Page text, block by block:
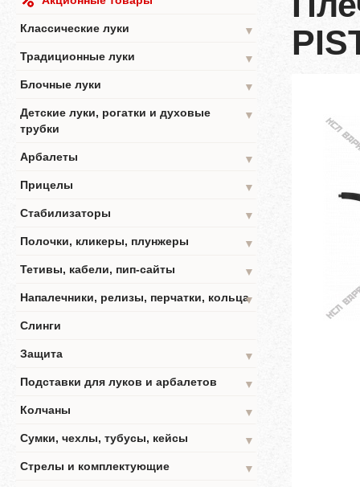
Классические луки
▼
Традиционные луки
▼
Блочные луки
▼
Детские луки, рогатки и духовые
трубки
▼
Арбалеты
▼
Прицелы
▼
Стабилизаторы
▼
Полочки, кликеры, плунжеры
▼
Тетивы, кабели, пип-сайты
▼
Напалечники, релизы, перчатки, кольца▼
Слинги
Защита
▼
Подставки для луков и арбалетов
▼
Колчаны
▼
Сумки, чехлы, тубусы, кейсы
▼
Стрелы и комплектующие
▼